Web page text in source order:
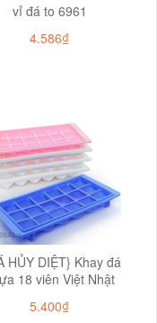
vỉ đá to 6961
4.586₫
HỦY DIỆT} Khay đá
18 viên Việt Nhật
5.400₫